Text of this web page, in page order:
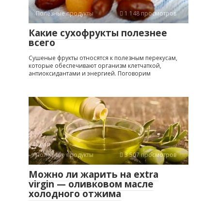
Полезные продукты 1 148 просмотров
Какие сухофрукты полезнее
всего
Сушеные фрукты относятся к полезным перекусам,
которые обеспечивают организм клетчаткой,
антиоксидантами и энергией. Поговорим
Полезные продукты 3 507 просмотров
Можно ли жарить на extra
virgin — оливковом масле
холодного отжима